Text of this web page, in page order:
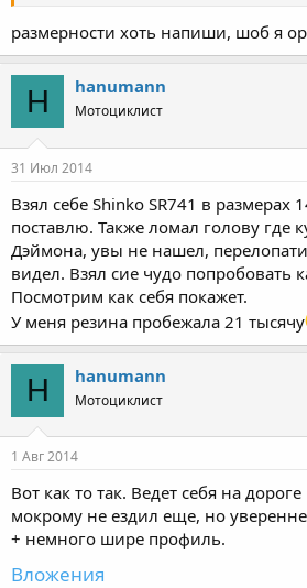
размерности хоть напиши, шоб я
H hanumann
Мотоциклист
31 Июл 2014
Взял себе Shinko SR741 в размерах
поставлю. Также ломал голову где
Дэймона, увы не нашел,
видел. Взял сие чудо попробовать
Посмотрим как себя покажет.
У меня резина пробежала 21 тысячу
H hanumann
Мотоциклист
1 Авг 2014
Вот как то так. Ведет себя на
мокрому не ездил еще, но
+ немного шире профиль.
Вложения